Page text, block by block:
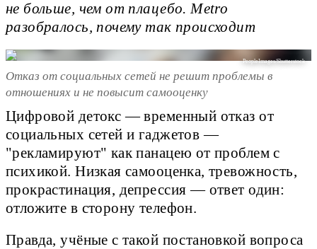
не больше, чем от плацебо. Metro
разобралось, почему так происходит
PeopleImages/Shutterstock
Отказ от социальных сетей не решит проблемы в
отношениях и не повысит самооценку
Цифровой детокс — временный отказ от
социальных сетей и гаджетов —
"рекламируют" как панацею от проблем с
психикой. Низкая самооценка, тревожность,
прокрастинация, депрессия — ответ один:
отложите в сторону телефон.
Правда, учёные с такой постановкой вопроса